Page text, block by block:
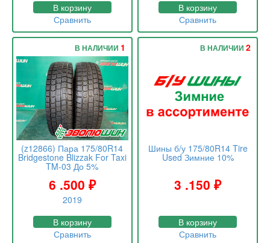
В корзину
Сравнить
В корзину
Сравнить
(z12866) Пара 175/80R14
Bridgestone Blizzak For Taxi
TM-03 До 5%
6 .500 ₽
2019
В НАЛИЧИИ 1
В корзину
Сравнить
Шины б/у 175/80R14 Tire
Used Зимние 10%
3 .150₽
В НАЛИЧИИ 2
В корзину
Сравнить